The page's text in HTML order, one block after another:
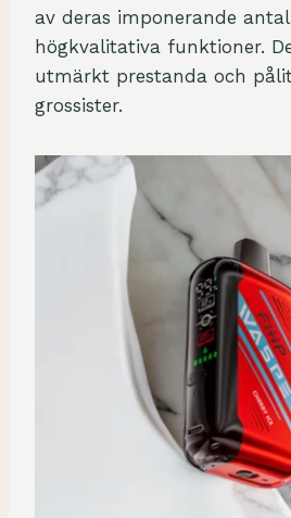
av deras imponerande
högkvalitativa funktioner.
utmärkt prestanda och
grossister.